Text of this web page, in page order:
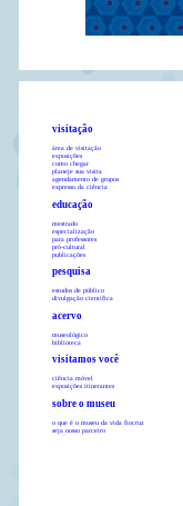
visitação
área de visitação
exposições
como chegar
planeje sua visita
agendamento de grupos
expresso da ciência
educação
mestrado
especialização
para professores
pró-cultural
publicações
pesquisa
estudos de público
divulgação científica
acervo
museológico
biblioteca
visitamos você
ciência móvel
exposições itinerantes
sobre o museu
o que é o museu da vida fiocruz
seja nosso parceiro